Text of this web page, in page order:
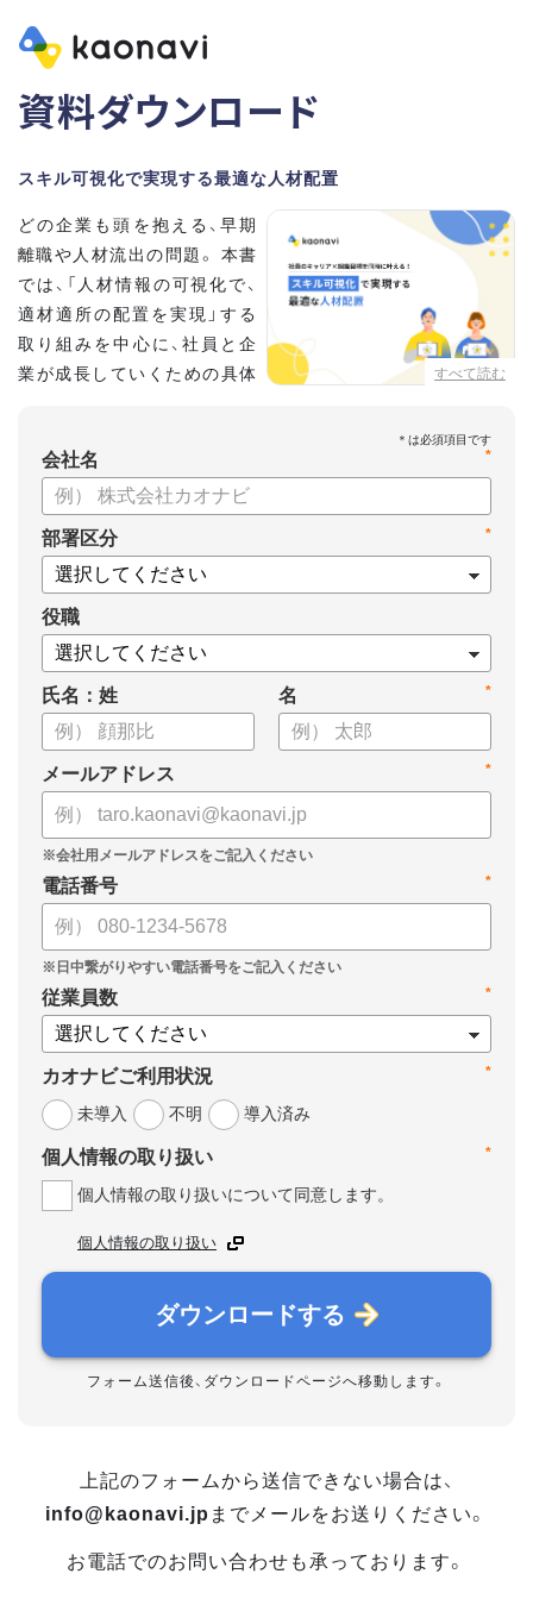
資料ダウンロード
スキル可視化で実現する最適な人材配置
すべて読む
どの企業も頭を抱える、早期
離職や人材流出の問題。 本書
では、「人材情報の可視化で、
適材適所の配置を実現」する
取り組みを中心に、社員と企
業が成長していくための具体
【資料の内容】
・不適切な人員配置の要因と悪影響
・データドリブンな人材配置のメリット
・導入イメージとリーダー育成への応用
*
会社名
*
部署区分
役職
氏名：姓 *
名
*
メールアドレス
*
電話番号
*
従業員数
*
カオナビご利用状況
未導入
不明 導入済み
*
個人情報の取り扱い
個人情報の取り扱いについて同意します。
個人情報の取り扱い
ダウンロードする
フォーム送信後、ダウンロードページへ移動します。
上記のフォームから送信できない場合は、
info@kaonavi.jp までメールをお送りください。
お電話でのお問い合わせも承っております。